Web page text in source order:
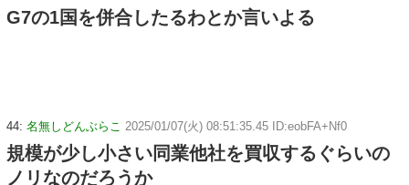
G7の1国を併合したるわとか言いよる
44: 名無しどんぶらこ 2025/01/07(火) 08:51:35.45 ID:eobFA+Nf0
規模が少し小さい同業他社を買収するぐらいの
ノリなのだろうか